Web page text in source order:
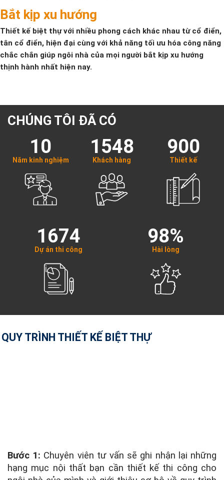
Bắt kịp xu hướng
Thiết kế biệt thự với nhiều phong cách khác nhau từ cổ điển,
tân cổ điển, hiện đại cùng với khả năng tối ưu hóa công năng
chắc chắn giúp ngôi nhà của mọi người bắt kịp xu hướng
thịnh hành nhất hiện nay.
CHÚNG TÔI ĐÃ CÓ
10
Năm kinh nghiệm
1548
Khách hàng
900
Thiết kế
1674
Dự án thi công
98%
Hài lòng
QUY TRÌNH THIẾT KẾ BIỆT THỰ
Bước 1: Chuyên viên tư vấn sẽ ghi nhận lại những
hạng mục nội thất bạn cần thiết kế thi công cho